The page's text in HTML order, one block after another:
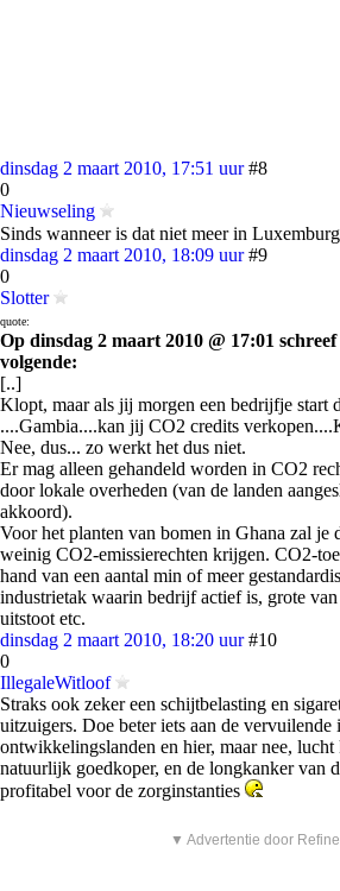
dinsdag 2 maart 2010, 17:51 uur #8
0
Nieuwseling
Sinds wanneer is dat niet meer in
dinsdag 2 maart 2010, 18:09 uur #9
0
Slotter
quote:
Op dinsdag 2 maart 2010 @ 17:01
volgende:
[..]
Klopt, maar als jij morgen een bedrijfje start
....Gambia....kan jij CO2 credits
Nee, dus... zo werkt het dus niet.
Er mag alleen gehandeld worden in CO2
door lokale overheden (van de landen
akkoord).
Voor het planten van bomen in Ghana zal je
weinig CO2-emissierechten krijgen. CO2-
hand van een aantal min of meer
industrietak waarin bedrijf actief is, grote
uitstoot etc.
dinsdag 2 maart 2010, 18:20 uur #10
0
IllegaleWitloof
Straks ook zeker een schijtbelasting en
uitzuigers. Doe beter iets aan de vervuilende
ontwikkelingslanden en hier, maar nee, lucht
natuurlijk goedkoper, en de longkanker van
profitabel voor de zorginstanties
▼ Advertentie door